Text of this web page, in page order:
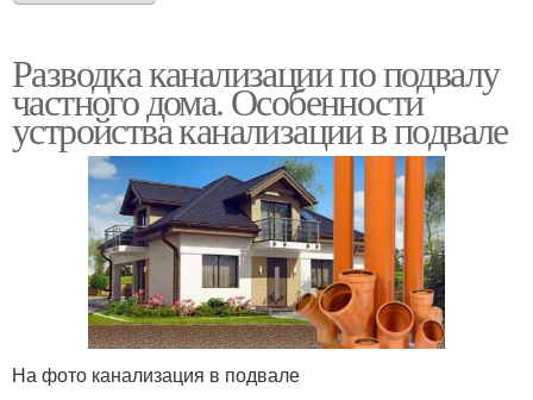
Разводка канализации по подвалу
частного дома. Особенности
устройства канализации в подвале
На фото канализация в подвале